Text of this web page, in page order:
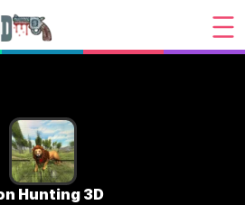
Hunting 3D